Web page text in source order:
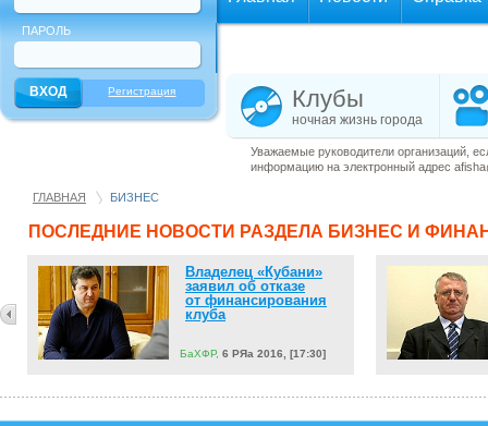
ПАРОЛЬ
Регистрация Клубы
ночная жизнь города
Уважаемые руководители организаций,
информацию на электронный адрес
ГЛАВНАЯ БИЗНЕС
ПОСЛЕДНИЕ НОВОСТИ РАЗДЕЛА БИЗНЕС И
Владелец «Кубани»
заявил об отказе
от финансирования
клуба
БаХФР, 6 РЯа 2016, [17:30]